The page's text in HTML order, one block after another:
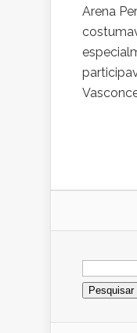
Arena
Pesquisar
por: